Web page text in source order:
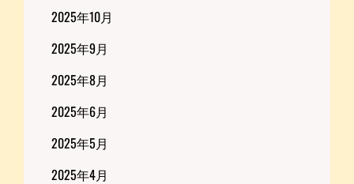
2025年10月
2025年9月
2025年8月
2025年6月
2025年5月
2025年4月